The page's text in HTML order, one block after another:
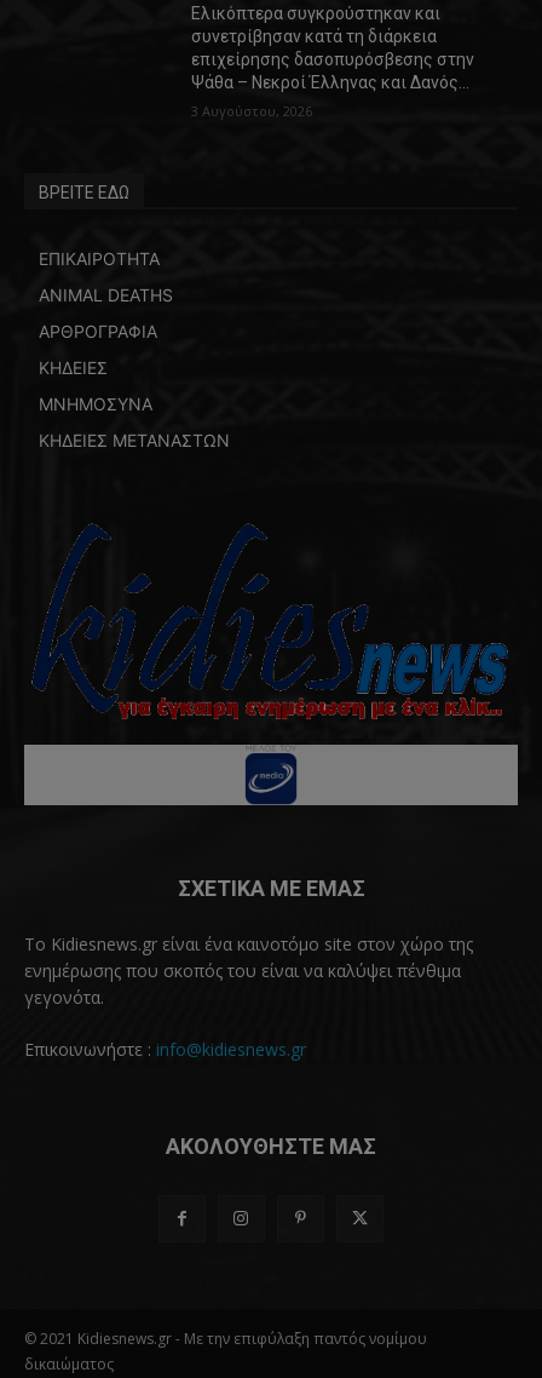
Ελικόπτερα συγκρούστηκαν και
συνετρίβησαν κατά τη διάρκεια
επιχείρησης δασοπυρόσβεσης στην
Ψάθα – Νεκροί Έλληνας και Δανός…
3 Αυγούστου, 2026
ΒΡΕΙΤΕ ΕΔΩ
ΕΠΙΚΑΙΡΟΤΗΤΑ
ANIMAL DEATHS
ΑΡΘΡΟΓΡΑΦΙΑ
ΚΗΔΕΙΕΣ
ΜΝΗΜΟΣΥΝΑ
ΚΗΔΕΙΕΣ ΜΕΤΑΝΑΣΤΩΝ
ΣΧΕΤΙΚΑ ΜΕ ΕΜΑΣ
Το Kidiesnews.gr είναι ένα καινοτόμο site στον χώρο της
ενημέρωσης που σκοπός του είναι να καλύψει πένθιμα
γεγονότα.
Επικοινωνήστε : info@kidiesnews.gr
ΑΚΟΛΟΥΘΗΣΤΕ ΜΑΣ
© 2021 Kidiesnews.gr - Με την επιφύλαξη παντός νομίμου
δικαιώματος